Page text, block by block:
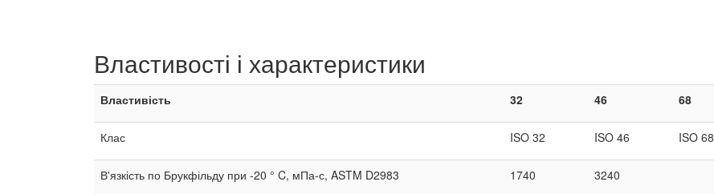
Властивості і характеристики
Властивість 32 46 68
Клас ISO 32 ISO 46 ISO 68
В'язкість по Брукфільду при -20 ° C, мПа-с, ASTM D2983 1740 3240